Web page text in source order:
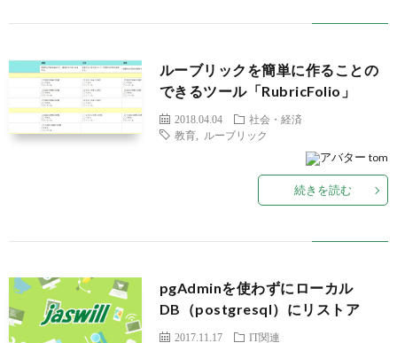
ルーブリックを簡単に作ることの
できるツール「RubricFolio」
2018.04.04
社会・経済
教育, ルーブリック
tom
続きを読む
pgAdminを使わずにローカル
DB（postgresql）にリストア
2017.11.17 IT関連